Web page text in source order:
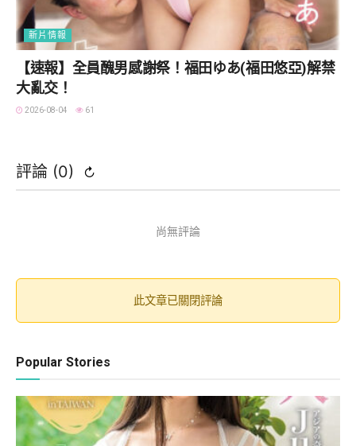
新片情報
【速報】全員醜男感謝祭！福田ゆあ(福田悠亞)解禁
大亂交！
2026-08-04 61
評論 (0) ↻
尚無評論
此文章已關閉評論
Popular Stories